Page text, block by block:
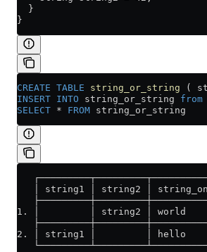
  }
}
CREATE TABLE string_or_string (
INSERT INTO string_or_string from
SELECT * FROM string_or_string
│ string1 │ string2 │
1. │         │ string2 │ world
2. │ string1 │         │ hello